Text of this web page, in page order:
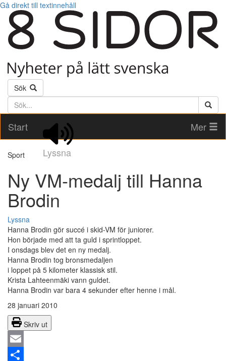
Gå direkt till textinnehåll
Sök
Söktext
Start
Lyssna
Mer
Sport
Ny VM-medalj till Hanna
Brodin
Lyssna
Hanna Brodin gör succé i skid-VM för juniorer.
Hon började med att ta guld i sprintloppet.
I onsdags blev det en ny medalj.
Hanna Brodin tog bronsmedaljen
i loppet på 5 kilometer klassisk stil.
Krista Lahteenmäki vann guldet.
Hanna Brodin var bara 4 sekunder efter henne i mål.
28 januari 2010
Skriv ut
Email